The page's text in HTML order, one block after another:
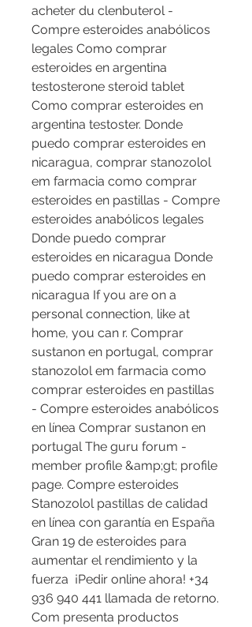
acheter du clenbuterol -
Compre esteroides anabólicos
legales Como comprar
esteroides en argentina
testosterone steroid tablet
Como comprar esteroides en
argentina testoster. Donde
puedo comprar esteroides en
nicaragua, comprar stanozolol
em farmacia como comprar
esteroides en pastillas - Compre
esteroides anabólicos legales
Donde puedo comprar
esteroides en nicaragua Donde
puedo comprar esteroides en
nicaragua If you are on a
personal connection, like at
home, you can r. Comprar
sustanon en portugal, comprar
stanozolol em farmacia como
comprar esteroides en pastillas
- Compre esteroides anabólicos
en línea Comprar sustanon en
portugal The guru forum -
member profile &amp;gt; profile
page. Compre esteroides
Stanozolol pastillas de calidad
en línea con garantía en España
Gran 19 de esteroides para
aumentar el rendimiento y la
fuerza ️ ¡Pedir online ahora! +34
936 940 441 llamada de retorno.
Com presenta productos